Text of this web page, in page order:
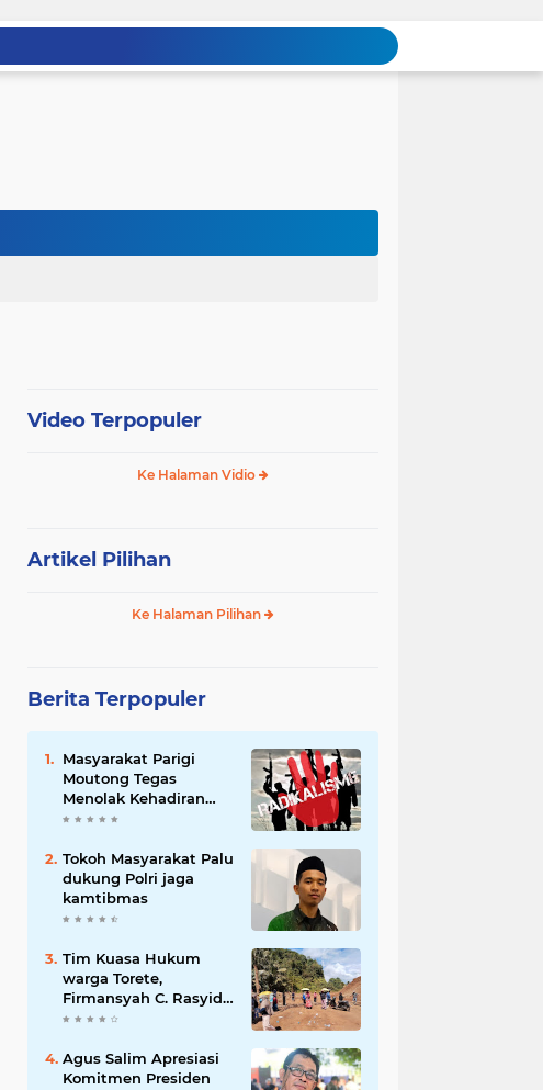
Video Terpopuler
Ke Halaman Vidio
Artikel Pilihan
Ke Halaman Pilihan
Berita Terpopuler
Masyarakat Parigi
Moutong Tegas
Menolak Kehadiran
Ormas Radikal
Tokoh Masyarakat Palu
dukung Polri jaga
kamtibmas
Tim Kuasa Hukum
warga Torete,
Firmansyah C. Rasyid,
S.H., menyampaikan
atas kesalahpahaman
yang berkembang di
Agus Salim Apresiasi
Komitmen Presiden